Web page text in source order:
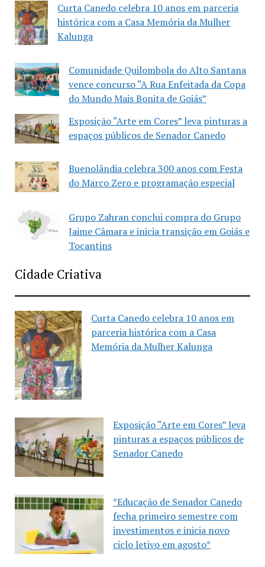
Curta Canedo celebra 10 anos em parceria
histórica com a Casa Memória da Mulher
Kalunga
Comunidade Quilombola do Alto Santana
vence concurso “A Rua Enfeitada da Copa
do Mundo Mais Bonita de Goiás”
Exposição “Arte em Cores” leva pinturas a
espaços públicos de Senador Canedo
Buenolândia celebra 300 anos com Festa
do Marco Zero e programação especial
Grupo Zahran conclui compra do Grupo
Jaime Câmara e inicia transição em Goiás e
Tocantins
Cidade Criativa
Curta Canedo celebra 10 anos em
parceria histórica com a Casa
Memória da Mulher Kalunga
Exposição “Arte em Cores” leva
pinturas a espaços públicos de
Senador Canedo
*Educação de Senador Canedo
fecha primeiro semestre com
investimentos e inicia novo
ciclo letivo em agosto*